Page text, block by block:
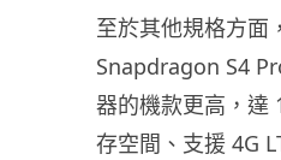
至於其他規格方
Snapdragon S4
器的機款更高，達
存空間、支援 4G